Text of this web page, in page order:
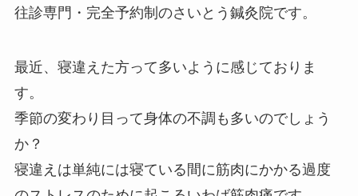
往診専門・完全予約制のさいとう鍼灸院です。
最近、寝違えた方って多いように感じておりま
す。
季節の変わり目って身体の不調も多いのでしょう
か？
寝違えは単純には寝ている間に筋肉にかかる過度